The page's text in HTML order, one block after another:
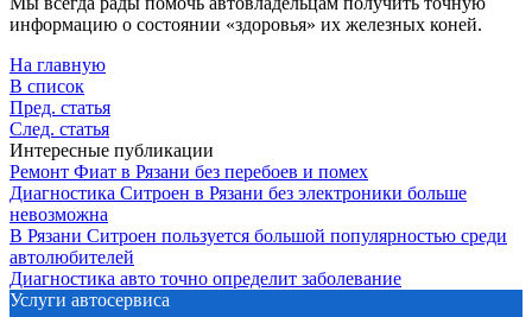
информацию о состоянии «здоровья» их железных коней.
На главную
В список
Пред. статья
След. статья
Интересные публикации
Ремонт Фиат в Рязани без перебоев и помех
Диагностика Ситроен в Рязани без электроники больше
невозможна
В Рязани Ситроен пользуется большой популярностью среди
автолюбителей
Диагностика авто точно определит заболевание
Услуги автосервиса